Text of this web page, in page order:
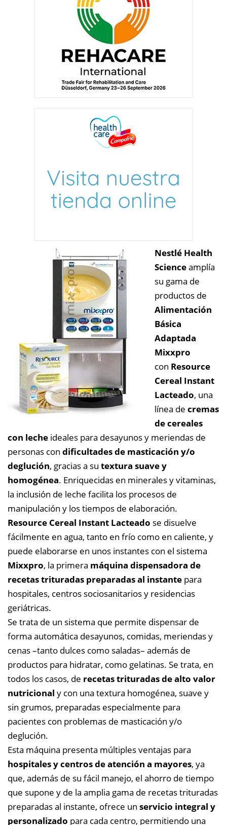
Nestlé Health
Scienceamplía
su gama de
productos de
Alimentación
Básica
Adaptada
Mixxpro
con Resource
Cereal Instant
Lacteado, una
línea de cremas
de cereales
con leche ideales para desayunos y meriendas de
personas con dificultades de masticación y/o
deglución, gracias a su textura suave y
homogénea. Enriquecidas en minerales y vitaminas,
la inclusión de leche facilita los procesos de
manipulación y los tiempos de elaboración.
Resource Cereal Instant Lacteado se disuelve
fácilmente en agua, tanto en frío como en caliente, y
puede elaborarse en unos instantes con el sistema
Mixxpro, la primera máquina dispensadora de
recetas trituradas preparadas al instante para
hospitales, centros sociosanitarios y residencias
geriátricas.
Se trata de un sistema que permite dispensar de
forma automática desayunos, comidas, meriendas y
cenas –tanto dulces como saladas– además de
productos para hidratar, como gelatinas. Se trata, en
todos los casos, de recetas trituradas de alto valor
nutricional y con una textura homogénea, suave y
sin grumos, preparadas especialmente para
pacientes con problemas de masticación y/o
deglución.
Esta máquina presenta múltiples ventajas para
hospitales y centros de atención a mayores, ya
que, además de su fácil manejo, el ahorro de tiempo
que supone y de la amplia gama de recetas trituradas
preparadas al instante, ofrece un servicio integral y
personalizado para cada centro, permitiendo una